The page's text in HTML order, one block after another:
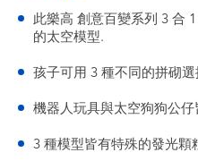
此樂高 創意百變系列 3 合
的太空模型.
孩子可用 3 種不同的拼砌
機器人玩具與太空狗狗公
3 種模型皆有特殊的發光顆